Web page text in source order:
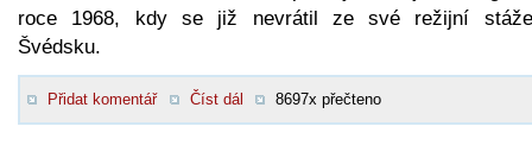
roce 1968, kdy se již nevrátil ze své režijní
Švédsku.
Přidat komentář Číst dál 8697x přečteno